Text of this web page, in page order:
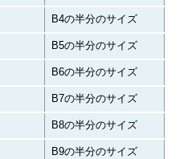
B4の半分のサイズ
B5の半分のサイズ
B6の半分のサイズ
B7の半分のサイズ
B8の半分のサイズ
B9の半分のサイズ